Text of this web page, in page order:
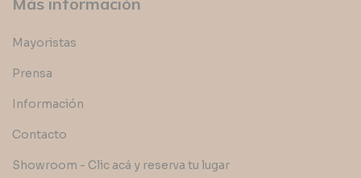
Mayoristas
Prensa
Información
Contacto
Showroom - Clic acá y reserva tu lugar